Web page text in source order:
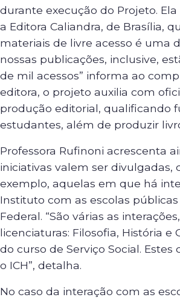
durante execução do Projeto.
a Editora Caliandra, de Brasília,
materiais de livre acesso é uma
nossas publicações, inclusive,
de mil acessos” informa ao
editora, o projeto auxilia com
produção editorial, qualificando
estudantes, além de produzir
Professora Rufinoni acrescenta
iniciativas valem ser divulgadas,
exemplo, aquelas em que há
Instituto com as escolas
Federal. “São várias as
licenciaturas: Filosofia, História e
do curso de Serviço Social. Estes
o ICH”, detalha.
No caso da interação com as